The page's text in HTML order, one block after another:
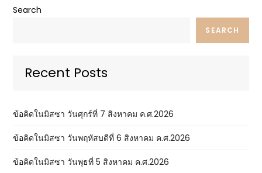
Search
SEARCH
Recent Posts
ข้อคิดในมิสซา วันศุกร์ที่ 7 สิงหาคม ค.ศ.2026
ข้อคิดในมิสซา วันพฤหัสบดีที่ 6 สิงหาคม ค.ศ.2026
ข้อคิดในมิสซา วันพุธที่ 5 สิงหาคม ค.ศ.2026